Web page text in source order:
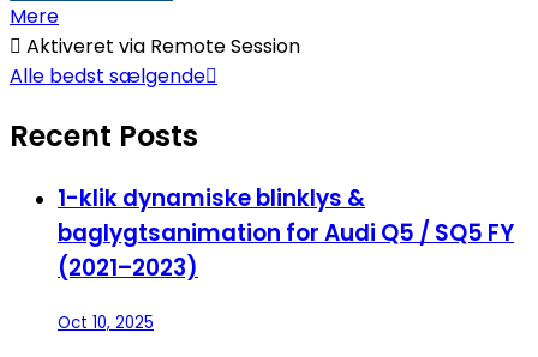
Mere
 Aktiveret via Remote Session
Alle bedst sælgende
Recent Posts
1-klik dynamiske blinklys &
baglygtsanimation for Audi Q5 / SQ5 FY
(2021–2023)
Oct 10, 2025